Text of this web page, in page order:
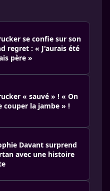
se confie sur son
regret : « J'aurais été
père »
« sauvé » ! « On
couper la jambe » !
Davant surprend
avec une histoire